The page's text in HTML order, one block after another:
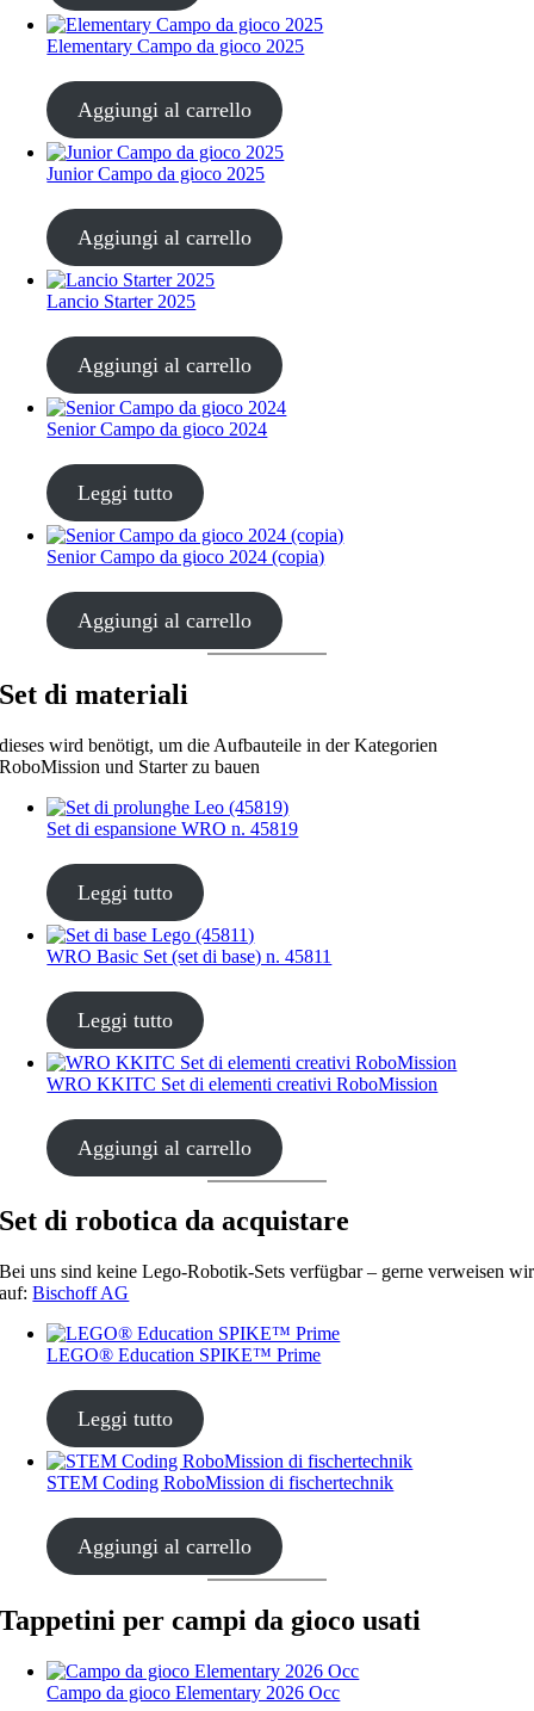
Elementary Campo da gioco 2025
CHF68.00
Aggiungi al carrello
Junior Campo da gioco 2025
CHF68.00
Aggiungi al carrello
Lancio Starter 2025
CHF68.00
Aggiungi al carrello
Senior Campo da gioco 2024
CHF68.00
Leggi tutto
Senior Campo da gioco 2024 (copia)
CHF68.00
Aggiungi al carrello
Set di materiali
dieses wird benötigt, um die Aufbauteile in der Kategorien
RoboMission und Starter zu bauen
Set di espansione WRO n. 45819
CHF35.00
Leggi tutto
WRO Basic Set (set di base) n. 45811
CHF35.00
Leggi tutto
WRO KKITC Set di elementi creativi RoboMission
CHF45.00
Aggiungi al carrello
Set di robotica da acquistare
Bei uns sind keine Lego-Robotik-Sets verfügbar – gerne verweisen wir
auf:Bischoff AG
LEGO® Education SPIKE™ Prime
CHF435.00
Leggi tutto
STEM Coding RoboMission di fischertechnik
CHF499.00
Aggiungi al carrello
Tappetini per campi da gioco usati
Campo da gioco Elementary 2026 Occ